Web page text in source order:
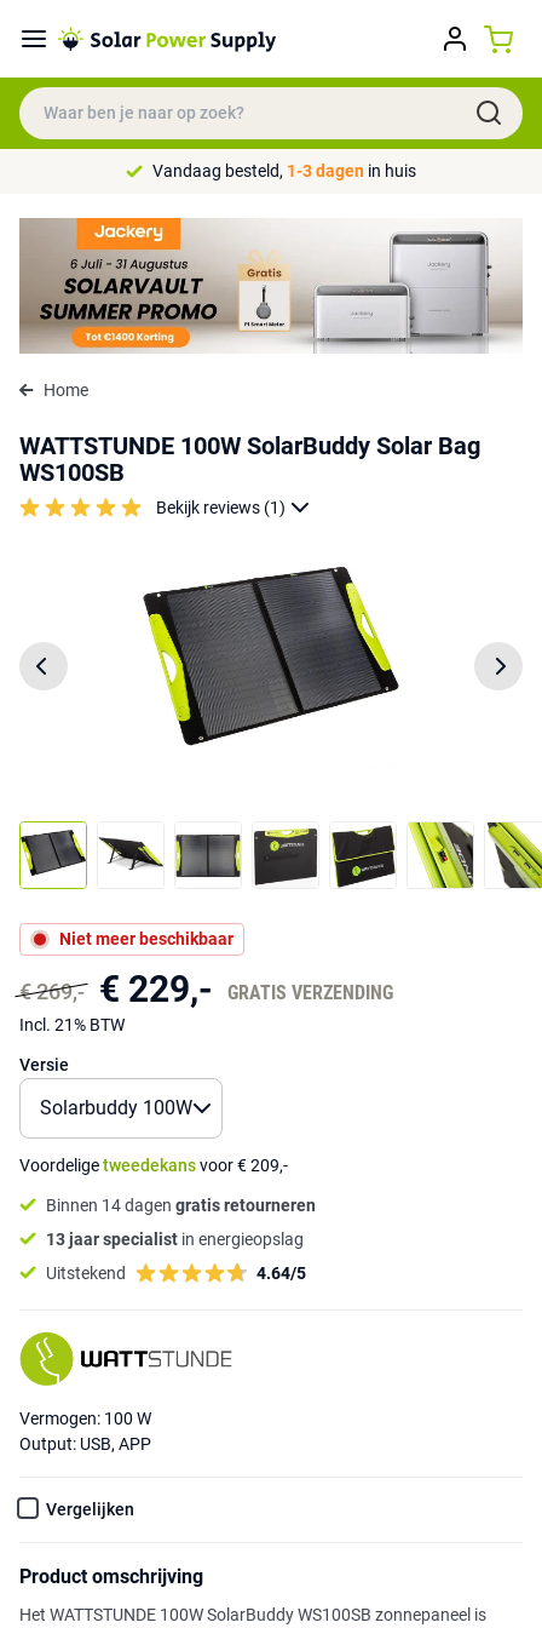
Vandaag besteld, 1-3 dagen in huis
Home
WATTSTUNDE 100W SolarBuddy Solar Bag
WS100SB
Bekijk reviews (1)
Niet meer beschikbaar
€ 269,- € 229,- GRATIS VERZENDING
Incl. 21% BTW
Versie
Voordeligetweedekansvoor € 209,-
Binnen 14 dagen gratis retourneren
13 jaar specialist in energieopslag
Uitstekend
4.64/5
Vermogen: 100 W
Output: USB, APP
Vergelijken
Product omschrijving
Het WATTSTUNDE 100W SolarBuddy WS100SB zonnepaneel is